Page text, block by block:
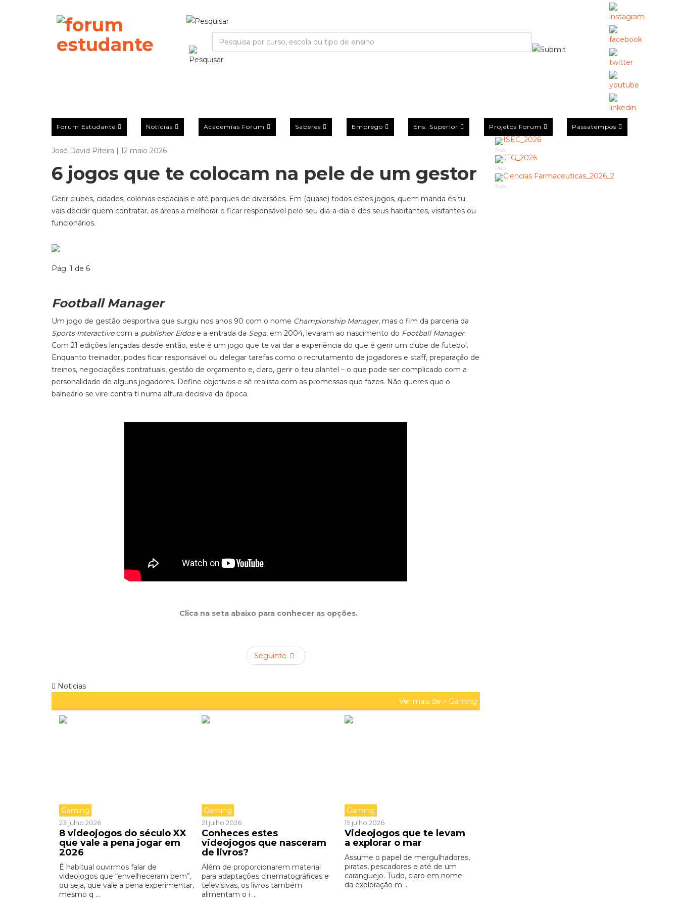
Forum Estudante Notícias Academias Forum Saberes Emprego Ens. Superior Projetos Forum Passatempos
José David Piteira | 12 maio 2026
6 jogos que te colocam na pele de um gestor
Gerir clubes, cidades, colónias espaciais e até parques de diversões. Em (quase) todos estes jogos, quem manda és tu:
vais decidir quem contratar, as áreas a melhorar e ficar responsável pelo seu dia-a-dia e dos seus habitantes, visitantes ou
funcionários.
Pág. 1 de 6
Football Manager
Um jogo de gestão desportiva que surgiu nos anos 90 com o nome Championship Manager, mas o fim da parceria da
Sports Interactive com a publisher Eidose a entrada da Sega, em 2004, levaram ao nascimento do Football Manager.
Com 21 edições lançadas desde então, este é um jogo que te vai dar a experiência do que é gerir um clube de futebol.
Enquanto treinador, podes ficar responsável ou delegar tarefas como o recrutamento de jogadores e staff, preparação de
treinos, negociações contratuais, gestão de orçamento e, claro, gerir o teu plantel – o que pode ser complicado com a
personalidade de alguns jogadores. Define objetivos e sê realista com as promessas que fazes. Não queres que o
balneário se vire contra ti numa altura decisiva da época.
Clica na seta abaixo para conhecer as opções.
Seguinte
Noticias
Ver mais de > Gaming
Gaming
23 julho 2026
8 videojogos do século XX
que vale a pena jogar em
2026
É habitual ouvirmos falar de
videojogos que “envelheceram bem”,
ou seja, que vale a pena experimentar,
mesmo q ...
Gaming
21 julho 2026
Conheces estes
videojogos que nasceram
de livros?
Além de proporcionarem material
para adaptações cinematográficas e
televisivas, os livros também
alimentam o i ...
Gaming
15 julho 2026
Videojogos que te levam
a explorar o mar
Assume o papel de mergulhadores,
piratas, pescadores e até de um
caranguejo. Tudo, claro em nome
da exploração m ...
Pub
Pub
Pub